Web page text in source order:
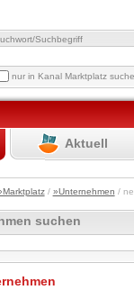
Suchbegriff
nur in Kanal Marktplatz
Aktuell
/ »Unternehmen /
suchen